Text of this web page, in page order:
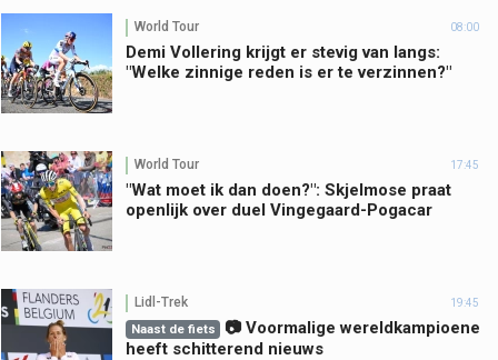
World Tour 08:00
Demi Vollering krijgt er stevig van langs:
"Welke zinnige reden is er te verzinnen?"
World Tour 17:45
"Wat moet ik dan doen?": Skjelmose praat
openlijk over duel Vingegaard-Pogacar
Lidl-Trek 19:45
Naast de fiets
📷 Voormalige wereldkampioene
heeft schitterend nieuws